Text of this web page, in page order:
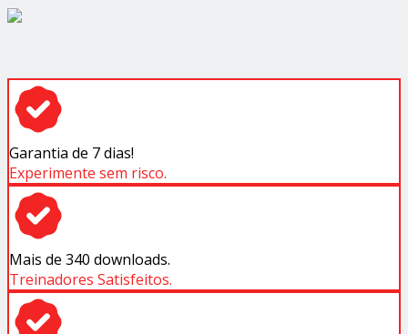
Garantia de 7 dias!
Experimente sem risco.
Mais de 340 downloads.
Treinadores Satisfeitos.